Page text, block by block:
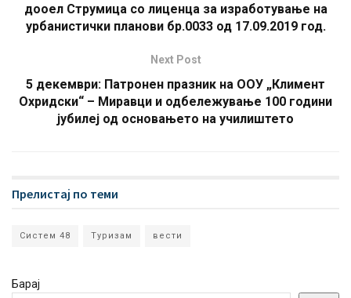
дооел Струмица со лиценца за изработување на
урбанистички планови бр.0033 од 17.09.2019 год.
Next Post
5 декември: Патронен празник на ООУ „Климент
Охридски“ – Миравци и одбележување 100 години
јубилеј од основањето на училиштето
Прелистај по теми
Систем 48 Туризам вести
Барај